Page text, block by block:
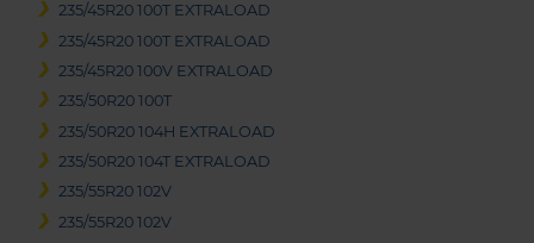
235/45R20 100T EXTRALOAD
235/45R20 100T EXTRALOAD
235/45R20 100V EXTRALOAD
235/50R20 100T
235/50R20 104H EXTRALOAD
235/50R20 104T EXTRALOAD
235/55R20 102V
235/55R20 102V